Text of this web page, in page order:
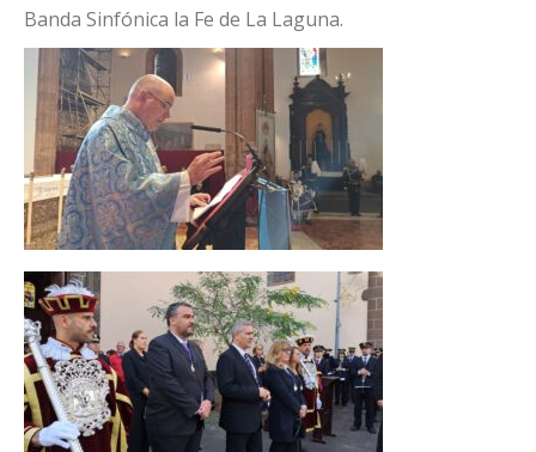
Banda Sinfónica la Fe de La Laguna.